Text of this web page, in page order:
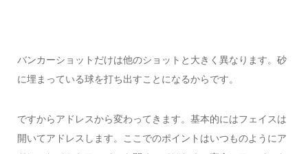
バンカーショットだけは他のショットと大きく異なります。砂
に埋まっている球を打ち出すことになるからです。
ですからアドレスから変わってきます。基本的にはフェイスは
開いてアドレスします。ここでのポイントはいつものようにア